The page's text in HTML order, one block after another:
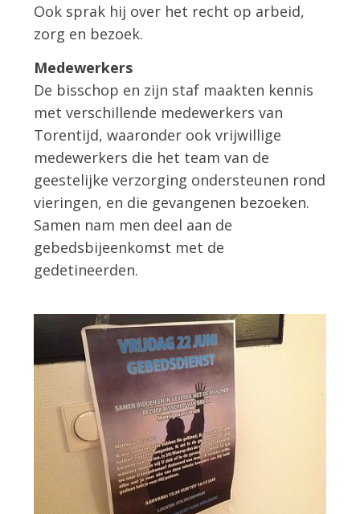
Ook sprak hij over het recht op arbeid,
zorg en bezoek.
Medewerkers
De bisschop en zijn staf maakten kennis
met verschillende medewerkers van
Torentijd, waaronder ook vrijwillige
medewerkers die het team van de
geestelijke verzorging ondersteunen rond
vieringen, en die gevangenen bezoeken.
Samen nam men deel aan de
gebedsbijeenkomst met de
gedetineerden.